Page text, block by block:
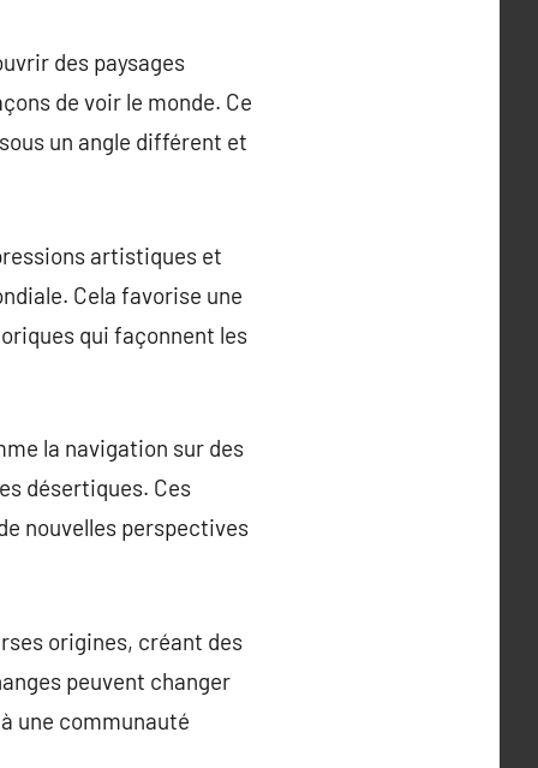
des paysages
de voir le monde. Ce
un angle différent et
artistiques et
Cela favorise une
qui façonnent les
la navigation sur des
désertiques. Ces
nouvelles perspectives
origines, créant des
peuvent changer
une communauté